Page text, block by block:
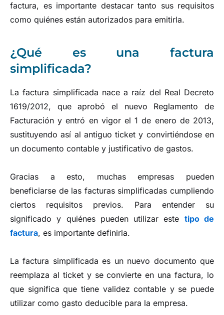
factura, es importante destacar tanto sus requisitos
como quiénes están autorizados para emitirla.
¿Qué es una factura
simplificada?
La factura simplificada nace a raíz del Real Decreto
1619/2012, que aprobó el nuevo Reglamento de
Facturación y entró en vigor el 1 de enero de 2013,
sustituyendo así al antiguo ticket y convirtiéndose en
un documento contable y justificativo de gastos.
Gracias a esto, muchas empresas pueden
beneficiarse de las facturas simplificadas cumpliendo
ciertos requisitos previos. Para entender su
significado y quiénes pueden utilizar este tipo de
factura, es importante definirla.
La factura simplificada es un nuevo documento que
reemplaza al ticket y se convierte en una factura, lo
que significa que tiene validez contable y se puede
utilizar como gasto deducible para la empresa.